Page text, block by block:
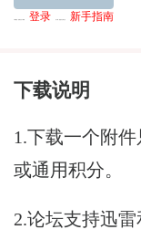
登录 新手指南
下载说明
1.下载一个附
或通用积分。
2.论坛支持迅